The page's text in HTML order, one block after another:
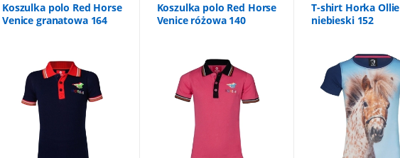
Koszulka polo Red Horse
Venice granatowa 164
Koszulka polo Red Horse
Venice różowa 140
T-shirt Horka Ollie
niebieski 152